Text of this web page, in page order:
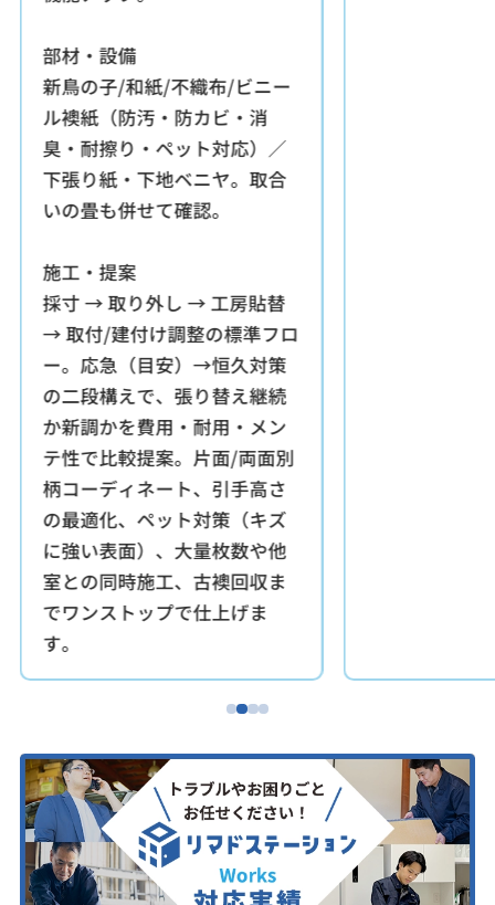
部材・設備
新鳥の子/和紙/不織布/ビニー
ル襖紙（防汚・防カビ・消
臭・耐擦り・ペット対応）／
下張り紙・下地ベニヤ。取合
いの畳も併せて確認。
施工・提案
採寸 → 取り外し → 工房貼替
→ 取付/建付け調整の標準フロ
ー。応急（目安）→恒久対策
の二段構えで、張り替え継続
か新調かを費用・耐用・メン
テ性で比較提案。片面/両面別
柄コーディネート、引手高さ
の最適化、ペット対策（キズ
に強い表面）、大量枚数や他
室との同時施工、古襖回収ま
でワンストップで仕上げま
す。